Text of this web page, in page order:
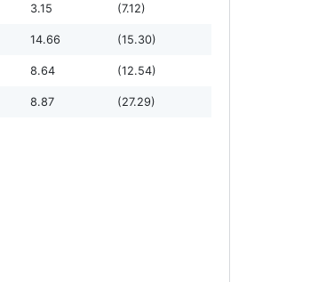
3.15 (7.12)
14.66 (15.30)
8.64 (12.54)
8.87 (27.29)